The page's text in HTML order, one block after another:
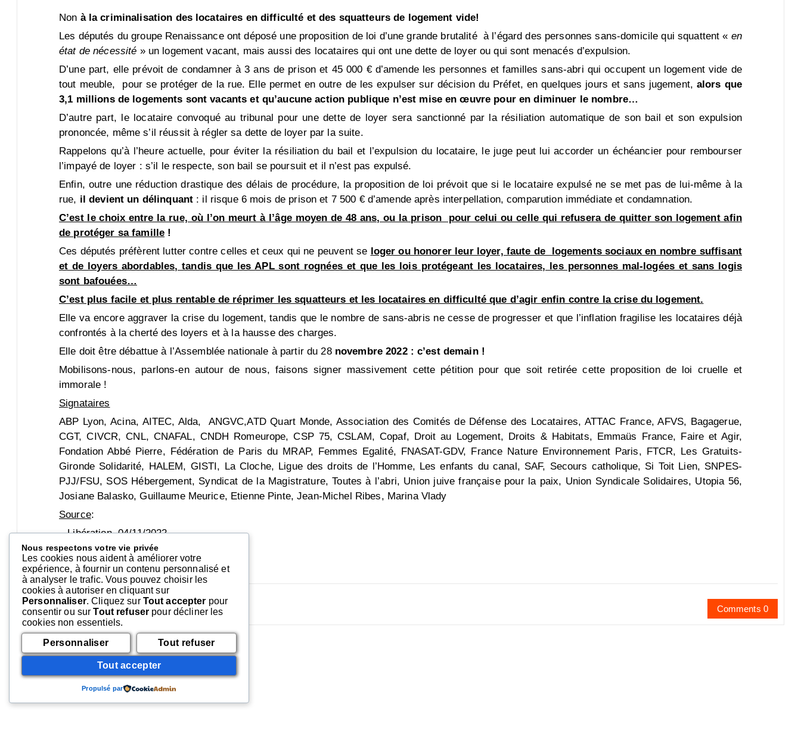
Non à la criminalisation des locataires en difficulté et des squatteurs de logement vide!
Les députés du groupe Renaissance ont déposé une proposition de loi d’une grande brutalité à l’égard des personnes sans-domicile qui squattent « en
état de nécessité » un logement vacant, mais aussi des locataires qui ont une dette de loyer ou qui sont menacés d’expulsion.
D’une part, elle prévoit de condamner à 3 ans de prison et 45 000 € d’amende les personnes et familles sans-abri qui occupent un logement vide de
tout meuble, pour se protéger de la rue. Elle permet en outre de les expulser sur décision du Préfet, en quelques jours et sans jugement, alors que
3,1 millions de logements sont vacants et qu’aucune action publique n’est mise en œuvre pour en diminuer le nombre…
D’autre part, le locataire convoqué au tribunal pour une dette de loyer sera sanctionné par la résiliation automatique de son bail et son expulsion
prononcée, même s’il réussit à régler sa dette de loyer par la suite.
Rappelons qu’à l’heure actuelle, pour éviter la résiliation du bail et l’expulsion du locataire, le juge peut lui accorder un échéancier pour rembourser
l’impayé de loyer : s’il le respecte, son bail se poursuit et il n’est pas expulsé.
Enfin, outre une réduction drastique des délais de procédure, la proposition de loi prévoit que si le locataire expulsé ne se met pas de lui-même à la
rue, il devient un délinquant : il risque 6 mois de prison et 7 500 € d’amende après interpellation, comparution immédiate et condamnation.
C’est le choix entre la rue, où l’on meurt à l’âge moyen de 48 ans, ou la prison pour celui ou celle qui refusera de quitter son logement afin
de protéger sa famille !
Ces députés préfèrent lutter contre celles et ceux qui ne peuvent se loger ou honorer leur loyer, faute de logements sociaux en nombre suffisant
et de loyers abordables, tandis que les APL sont rognées et que les lois protégeant les locataires, les personnes mal-logées et sans logis
sont bafouées…
C’est plus facile et plus rentable de réprimer les squatteurs et les locataires en difficulté que d’agir enfin contre la crise du logement.
Elle va encore aggraver la crise du logement, tandis que le nombre de sans-abris ne cesse de progresser et que l’inflation fragilise les locataires déjà
confrontés à la cherté des loyers et à la hausse des charges.
Elle doit être débattue à l’Assemblée nationale à partir du 28 novembre 2022 : c’est demain !
Mobilisons-nous, parlons-en autour de nous, faisons signer massivement cette pétition pour que soit retirée cette proposition de loi cruelle et
immorale !
Signataires
ABP Lyon, Acina, AITEC, Alda, ANGVC,ATD Quart Monde, Association des Comités de Défense des Locataires, ATTAC France, AFVS, Bagagerue,
CGT, CIVCR, CNL, CNAFAL, CNDH Romeurope, CSP 75, CSLAM, Copaf, Droit au Logement, Droits & Habitats, Emmaüs France, Faire et Agir,
Fondation Abbé Pierre, Fédération de Paris du MRAP, Femmes Egalité, FNASAT-GDV, France Nature Environnement Paris, FTCR, Les Gratuits-
Gironde Solidarité, HALEM, GISTI, La Cloche, Ligue des droits de l’Homme, Les enfants du canal, SAF, Secours catholique, Si Toit Lien, SNPES-
PJJ/FSU, SOS Hébergement, Syndicat de la Magistrature, Toutes à l’abri, Union juive française pour la paix, Union Syndicale Solidaires, Utopia 56,
Josiane Balasko, Guillaume Meurice, Etienne Pinte, Jean-Michel Ribes, Marina Vlady
Source:
– Libération, 04/11/2022
– pétition sur change.org
Comments 0
Laisser un commentaire
vous connecterpour publier un commentaire.
Nous respectons votre vie privée
Les cookies nous aident à améliorer votre
expérience, à fournir un contenu personnalisé et
à analyser le trafic. Vous pouvez choisir les
cookies à autoriser en cliquant sur
Personnaliser. Cliquez sur Tout accepter pour
consentir ou surTout refuser pour décliner les
cookies non essentiels.
Personnaliser
Tout refuser
Tout accepter
Propulsé par